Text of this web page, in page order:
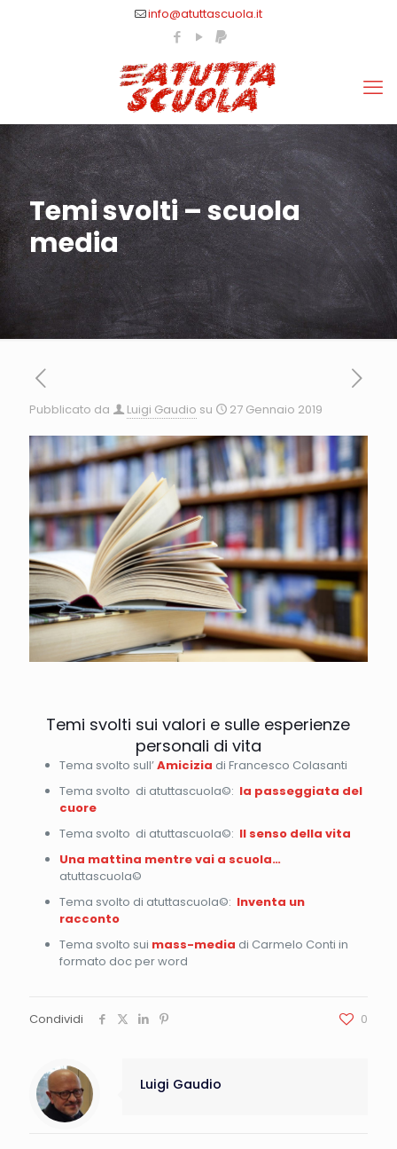
info@atuttascuola.it
Temi svolti – scuola
media
Pubblicato da Luigi Gaudio su 27 Gennaio 2019
Temi svolti sui valori e sulle esperienze
personali di vita
Tema svolto sull’Amicizia di Francesco Colasanti
Tema svolto di atuttascuola©: la passeggiata del
cuore
Tema svolto di atuttascuola©: Il senso della vita
Una mattina mentre vai a scuola…
atuttascuola©
Tema svolto di atuttascuola©: Inventa un
racconto
Tema svolto sui mass-media di Carmelo Conti in
formato doc per word
Condividi 0
Luigi Gaudio